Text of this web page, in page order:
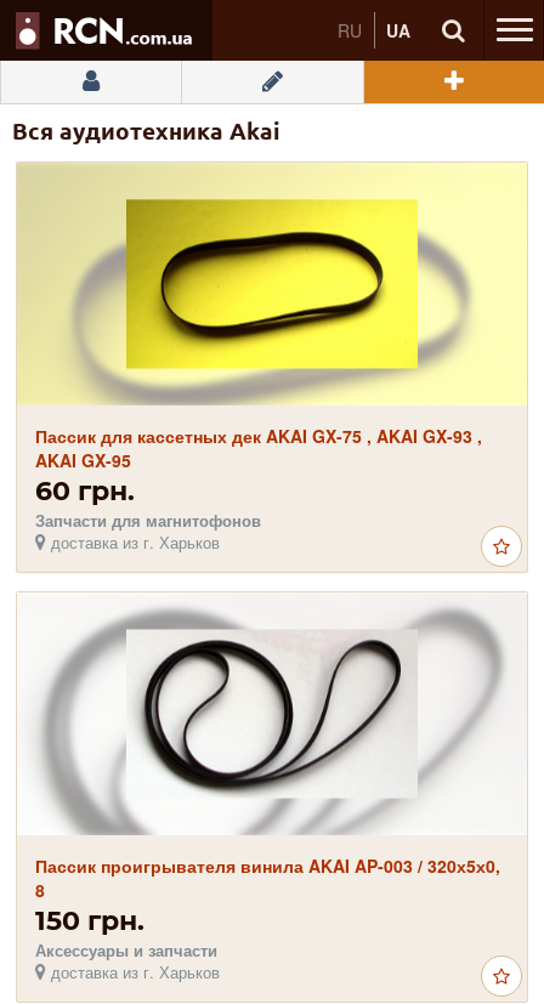
RU UA
Вся аудиотехника Akai
Пассик для кассетных дек AKAI GX-75 , AKAI GX-93 ,
AKAI GX-95
60 грн.
Запчасти для магнитофонов
доставка из г. Харьков
Пассик проигрывателя винила AKAI AP-003 / 320х5х0,
8
150 грн.
Аксессуары и запчасти
доставка из г. Харьков